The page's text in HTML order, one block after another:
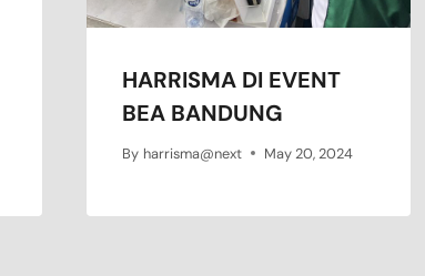
HARRISMA DI EVENT
BEA BANDUNG
By harrisma@next May 20, 2024